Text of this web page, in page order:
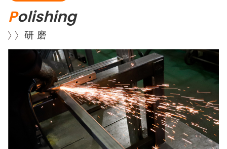
Polishing
研 磨